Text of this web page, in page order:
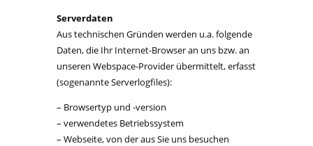
Serverdaten
Aus technischen Gründen werden u.a. folgende
Daten, die Ihr Internet-Browser an uns bzw. an
unseren Webspace-Provider übermittelt, erfasst
(sogenannte Serverlogfiles):
– Browsertyp und -version
– verwendetes Betriebssystem
– Webseite, von der aus Sie uns besuchen